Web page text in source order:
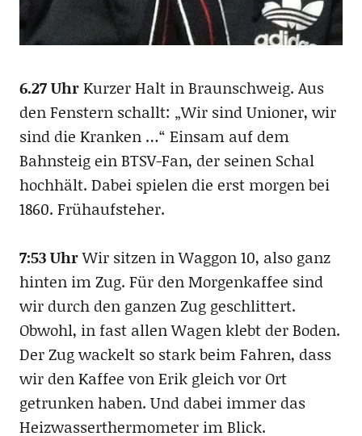
6.27 UhrKurzer Halt in Braunschweig. Aus
den Fenstern schallt: „Wir sind Unioner, wir
sind die Kranken …“ Einsam auf dem
Bahnsteig ein BTSV-Fan, der seinen Schal
hochhält. Dabei spielen die erst morgen bei
1860. Frühaufsteher.
7:53 UhrWir sitzen in Waggon 10, also ganz
hinten im Zug. Für den Morgenkaffee sind
wir durch den ganzen Zug geschlittert.
Obwohl, in fast allen Wagen klebt der Boden.
Der Zug wackelt so stark beim Fahren, dass
wir den Kaffee von Erik gleich vor Ort
getrunken haben. Und dabei immer das
Heizwasserthermometer im Blick.